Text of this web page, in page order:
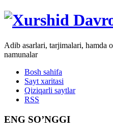
Adib asarlari, tarjimalari, hamda
namunalar
Bosh sahifa
Sayt xaritasi
Qiziqarli saytlar
RSS
ENG SO’NGGI